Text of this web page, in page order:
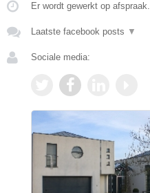
Er wordt gewerkt op afspraak.
Laatste facebook posts ▼
Sociale media: